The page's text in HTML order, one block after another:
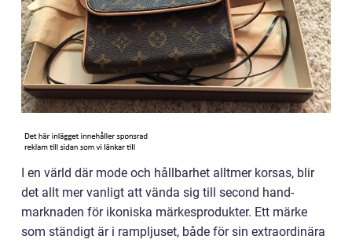
I en värld där mode och hållbarhet alltmer korsas, blir
det allt mer vanligt att vända sig till second hand-
marknaden för ikoniska märkesprodukter. Ett märke
som ständigt är i rampljuset, både för sin extraordinära